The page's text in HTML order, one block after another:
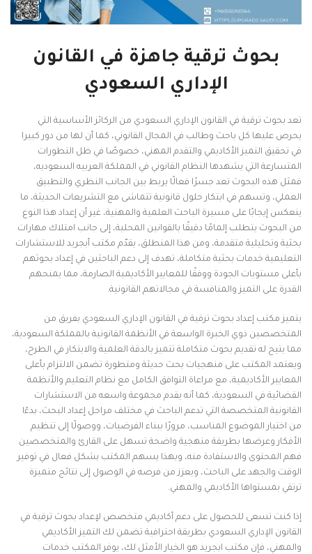
بحوث ترقية جاهزة في القانون
الإداري السعودي
تعد بحوث ترقية في القانون الإداري السعودي من الركائز الأساسية التي
يحرص عليها كل باحث وطالب في المجال القانوني، كما أن لها من دور كبيرا
في تحقيق التميز الأكاديمي والتقدم المهني، خصوصًا في ظل التطورات
المتسارعة التي يشهدها النظام القانوني في المملكة العربيه السعوديه،
فمثل هذه البحوث تعد جسرًا فعالًا يربط بين الجانب النظري والتطبيق
العملي، وتسهم في ابتكار حلول قانونية تتماشى مع التشريعات الحديثة، ما
ينعكس إيجابًا على مسيرة الباحث العلمية والمهنية، غير أن إعداد هذا النوع
من البحوث يتطلب إلمامًا دقيقًا بالقوانين المحلية، إلى جانب امتلاك مهارات
بحثية وتحليلية متقدمة، ومن هذا المنطلق، يقدّم مكتب أبجريد للاستشارات
التعليمية خدمات بحثية متكاملة، تهدف إلى دعم الباحثين في إعداد بحوثهم
بأعلى مستويات الجودة ووفقًا للمعايير الأكاديمية الصارمة، مما يمنحهم
القدرة على التميز والمنافسة في مجالاتهم القانونية.
يتميز مكتب إعداد بحوث ترقية في القانون الإداري السعودي بفريق من
المتخصصين ذوي الخبرة الواسعة في الأنظمة القانونية بالمملكة السعودية،
مما يتيح له تقديم بحوث متكاملة تتميز بالدقة العلمية والابتكار في الطرح،
ويعتمد المكتب على منهجيات بحث حديثة ومتطورة تضمن الالتزام بأعلى
المعايير الأكاديمية، مع مراعاة التوافق الكامل مع نظام التعليم والأنظمة
القضائية في السعودية، كما أنه يقدم مجموعة واسعه من الاستشارات
القانونية المتخصصة التي تدعم الباحث في مختلف مراحل إعداد البحث، بدءًا
من اختيار الموضوع المناسب، مرورًا ببناء الفرضيات، ووصولًا إلى تنظيم
الأفكار وعرضها بطريقة منهجية واضحة تسهل على القارئ والمتخصصين
فهم المحتوى والاستفادة منه، وبهذا يسهم المكتب بشكل فعال في توفير
الوقت والجهد على الباحث، ويعزز من فرصه في الوصول إلى نتائج متميزة
ترتقي بمستواها الأكاديمي والمهني.
إذا كنت تسعى للحصول على دعم أكاديمي متخصص لإعداد بحوث ترقية في
القانون الإداري السعودي بطريقة احترافية تضمن لك التميز الأكاديمي
والمهني، فإن مكتب ابجريد هو الخيار الأمثل لك، يوفر المكتب خدمات